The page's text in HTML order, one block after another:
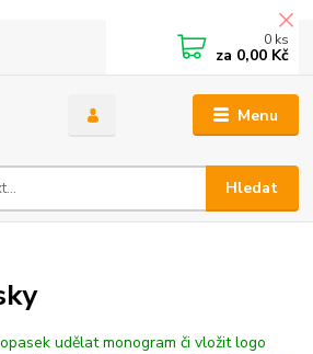
Menu
Hledat
0 ks
za 0,00 Kč
udělat monogram či vložit logo